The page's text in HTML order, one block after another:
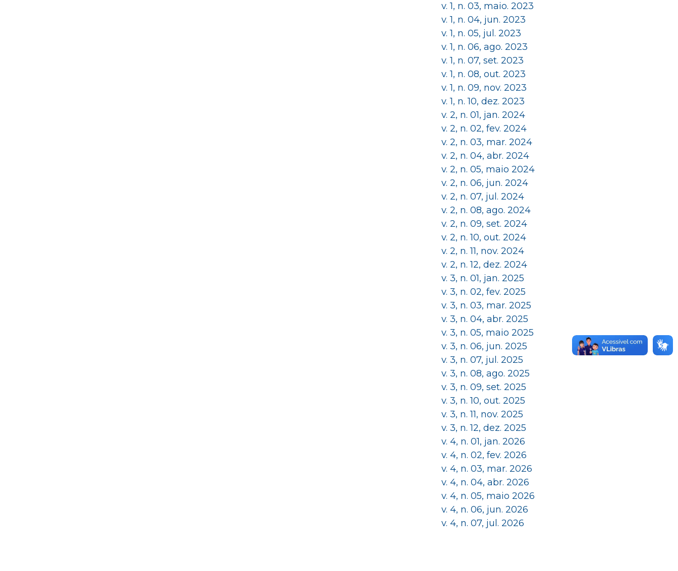
v. 1, n. 03, maio. 2023
v. 1, n. 04, jun. 2023
v. 1, n. 05, jul. 2023
v. 1, n. 06, ago. 2023
v. 1, n. 07, set. 2023
v. 1, n. 08, out. 2023
v. 1, n. 09, nov. 2023
v. 1, n. 10, dez. 2023
v. 2, n. 01, jan. 2024
v. 2, n. 02, fev. 2024
v. 2, n. 03, mar. 2024
v. 2, n. 04, abr. 2024
v. 2, n. 05, maio 2024
v. 2, n. 06, jun. 2024
v. 2, n. 07, jul. 2024
v. 2, n. 08, ago. 2024
v. 2, n. 09, set. 2024
v. 2, n. 10, out. 2024
v. 2, n. 11, nov. 2024
v. 2, n. 12, dez. 2024
v. 3, n. 01, jan. 2025
v. 3, n. 02, fev. 2025
v. 3, n. 03, mar. 2025
v. 3, n. 04, abr. 2025
v. 3, n. 05, maio 2025
v. 3, n. 06, jun. 2025
v. 3, n. 07, jul. 2025
v. 3, n. 08, ago. 2025
v. 3, n. 09, set. 2025
v. 3, n. 10, out. 2025
v. 3, n. 11, nov. 2025
v. 3, n. 12, dez. 2025
v. 4, n. 01, jan. 2026
v. 4, n. 02, fev. 2026
v. 4, n. 03, mar. 2026
v. 4, n. 04, abr. 2026
v. 4, n. 05, maio 2026
v. 4, n. 06, jun. 2026
v. 4, n. 07, jul. 2026